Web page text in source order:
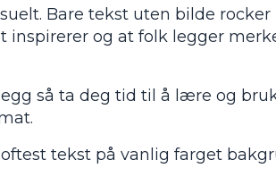
Bare tekst uten bilde rocker
inspirerer og at folk legger
så ta deg tid til å lære og
tekst på vanlig farget